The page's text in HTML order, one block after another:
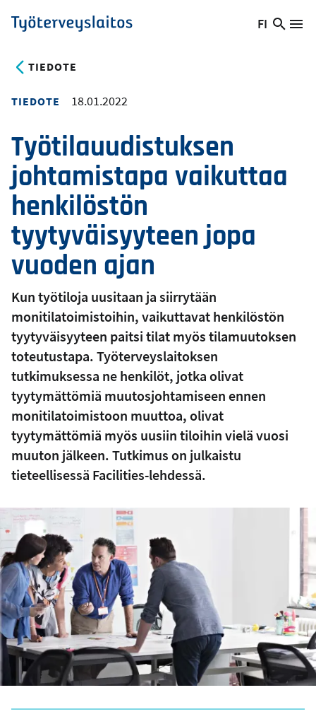
Hyppää
pääsisältöön
Työterveyslaitos
Vaihda
FI
Hae
TIEDOTE
TIEDOTE 18.01.2022
Työtilauudistuksen
johtamistapa vaikuttaa
henkilöstön
tyytyväisyyteen jopa
vuoden ajan
Kun työtiloja uusitaan ja siirrytään
monitilatoimistoihin, vaikuttavat henkilöstön
tyytyväisyyteen paitsi tilat myös tilamuutoksen
toteutustapa. Työterveyslaitoksen
tutkimuksessa ne henkilöt, jotka olivat
tyytymättömiä muutosjohtamiseen ennen
monitilatoimistoon muuttoa, olivat
tyytymättömiä myös uusiin tiloihin vielä vuosi
muuton jälkeen. Tutkimus on julkaistu
tieteellisessä Facilities-lehdessä.